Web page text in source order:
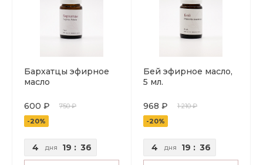
Бархатцы эфирное
масло
600 ₽
750 ₽
-20%
4 дня 19 : 36
Бей эфирное масло,
5 мл.
968 ₽
1 210 ₽
-20%
4 дня 19 : 36